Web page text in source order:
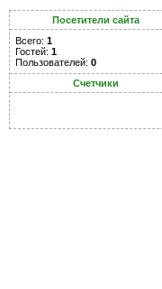
Посетители сайта
Всего: 1
Гостей: 1
Пользователей: 0
Счетчики